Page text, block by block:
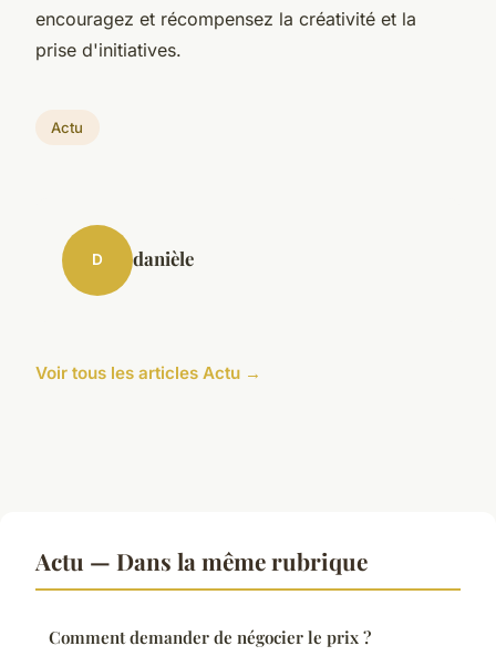
encouragez et récompensez la créativité et la
prise d'initiatives.
Actu
D danièle
Voir tous les articles Actu →
Actu — Dans la même rubrique
Comment demander de négocier le prix ?